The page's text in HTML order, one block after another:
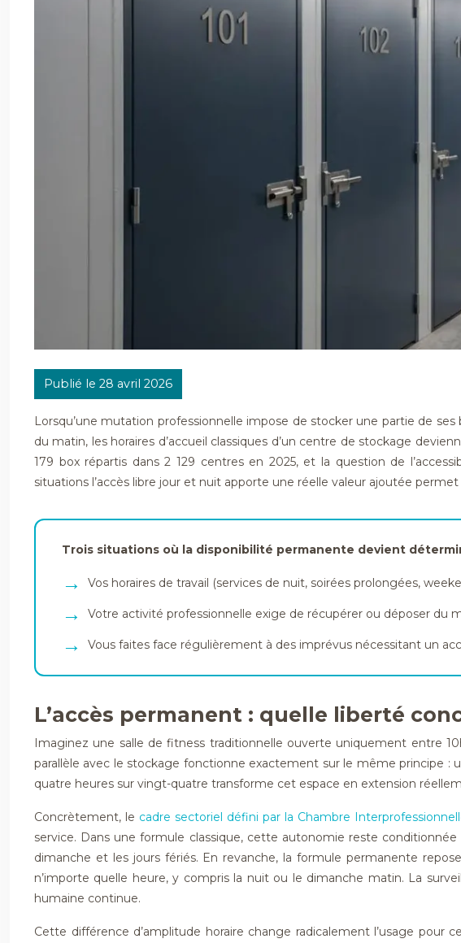
Publié le 28 avril 2026
Lorsqu’une mutation professionnelle impose de stocker une partie de
du matin, les horaires d’accueil classiques d’un centre de stockage
179 box répartis dans 2 129 centres en 2025, et la question de
situations l’accès libre jour et nuit apporte une réelle valeur ajoutée
Trois situations où la disponibilité permanente devient
Vos horaires de travail (services de nuit, soirées prolongées,
Votre activité professionnelle exige de récupérer ou déposer du
Vous faites face régulièrement à des imprévus nécessitant un
L’accès permanent : quelle liberté
Imaginez une salle de fitness traditionnelle ouverte uniquement entre
parallèle avec le stockage fonctionne exactement sur le même principe :
quatre heures sur vingt-quatre transforme cet espace en extension
Concrètement, le cadre sectoriel défini par la Chambre
service. Dans une formule classique, cette autonomie reste
dimanche et les jours fériés. En revanche, la formule permanente
n’importe quelle heure, y compris la nuit ou le dimanche matin. La
humaine continue.
Cette différence d’amplitude horaire change radicalement l’usage